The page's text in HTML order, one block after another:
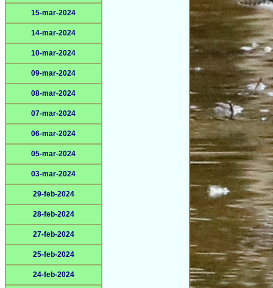
15-mar-2024
14-mar-2024
10-mar-2024
09-mar-2024
08-mar-2024
07-mar-2024
06-mar-2024
05-mar-2024
03-mar-2024
29-feb-2024
28-feb-2024
27-feb-2024
25-feb-2024
24-feb-2024